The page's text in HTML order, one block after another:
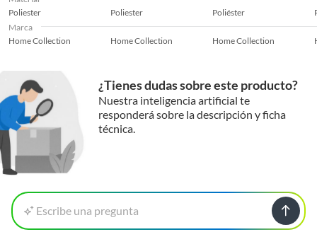
Poliester
Poliester Poliéster
Marca
Home Collection
Home Collection Home Collection
¿Tienes dudas sobre este producto?
Nuestra inteligencia artificial te
responderá sobre la descripción y ficha
técnica.
Escribe una pregunta